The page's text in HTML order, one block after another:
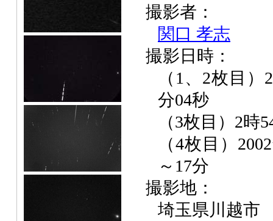
撮影者：
関口 孝志
撮影日時：
（1、2枚目）
分04秒
（3枚目）2時
（4枚目）
～17分
撮影地：
埼玉県川越市